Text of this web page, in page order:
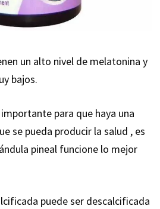
un alto nivel de melatonina y
bajos.
para que haya una
se pueda producir la salud , es
pineal funcione lo mejor
puede ser descalcificada